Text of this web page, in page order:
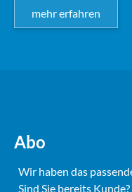
mehr erfahren
Abo
Wir haben das
Sind Sie bereits